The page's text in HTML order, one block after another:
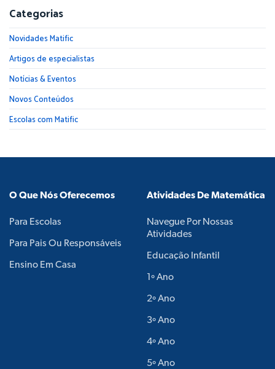
Categorias
Novidades Matific
Artigos de especialistas
Notícias & Eventos
Novos Conteúdos
Escolas com Matific
O Que Nós Oferecemos
Para Escolas
Para Pais Ou Responsáveis
Ensino Em Casa
Atividades De Matemática
Navegue Por Nossas
Atividades
Educação Infantil
1º Ano
2º Ano
3º Ano
4º Ano
5º Ano